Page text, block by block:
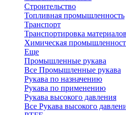
Строительство
Топливная промышленность
Транспорт
Транспортировка материалов
Химическая
Еще
Промышленные рукава
Все Промышленные рукава
Рукава по назначению
Рукава по применению
Рукава высокого давления
Все Рукава высокого